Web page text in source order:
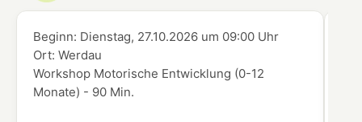
Beginn: Dienstag, 27.10.2026 um 09:00 Uhr
Ort:Werdau
Workshop Motorische Entwicklung (0-12
Monate) - 90 Min.